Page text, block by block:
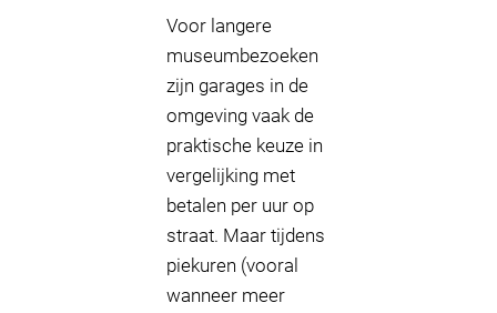
Voor langere
museumbezoeken
zijn garages in de
omgeving vaak de
praktische keuze in
vergelijking met
betalen per uur op
straat. Maar tijdens
piekuren (vooral
wanneer meer